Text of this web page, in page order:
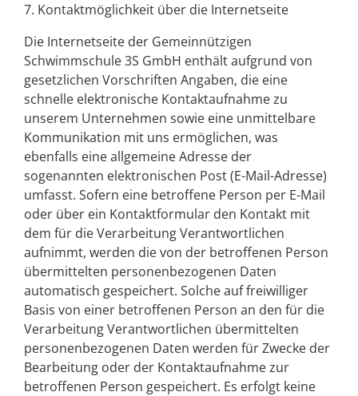
7. Kontaktmöglichkeit über die Internetseite
Die Internetseite der Gemeinnützigen
Schwimmschule 3S GmbH enthält aufgrund von
gesetzlichen Vorschriften Angaben, die eine
schnelle elektronische Kontaktaufnahme zu
unserem Unternehmen sowie eine unmittelbare
Kommunikation mit uns ermöglichen, was
ebenfalls eine allgemeine Adresse der
sogenannten elektronischen Post (E-Mail-Adresse)
umfasst. Sofern eine betroffene Person per E-Mail
oder über ein Kontaktformular den Kontakt mit
dem für die Verarbeitung Verantwortlichen
aufnimmt, werden die von der betroffenen Person
übermittelten personenbezogenen Daten
automatisch gespeichert. Solche auf freiwilliger
Basis von einer betroffenen Person an den für die
Verarbeitung Verantwortlichen übermittelten
personenbezogenen Daten werden für Zwecke der
Bearbeitung oder der Kontaktaufnahme zur
betroffenen Person gespeichert. Es erfolgt keine